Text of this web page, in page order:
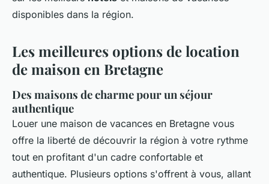
disponibles dans la région.
Les meilleures options de location
de maison en Bretagne
Des maisons de charme pour un séjour
authentique
Louer une maison de vacances en Bretagne vous
offre la liberté de découvrir la région à votre rythme
tout en profitant d'un cadre confortable et
authentique. Plusieurs options s'offrent à vous, allant